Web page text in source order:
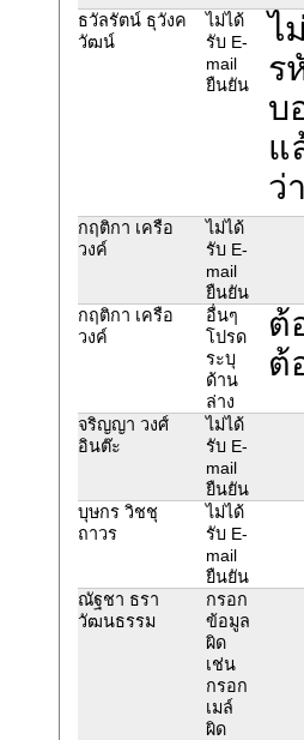
ธวัลรัตน์ ธุวังค
วัฒน์
ไม่ได้
รับ E-
mail
ยืนยัน
ไ
ร
บ
แ
ว่
กฤติกา เครือ
วงค์
ไม่ได้
รับ E-
mail
ยืนยัน
กฤติกา เครือ
วงค์
อื่นๆ
โปรด
ระบุ
ด้าน
ล่าง
ต้
ต้
จริญญา วงศ์
อินต๊ะ
ไม่ได้
รับ E-
mail
ยืนยัน
บุษกร วิชชุ
ถาวร
ไม่ได้
รับ E-
mail
ยืนยัน
ณัฐชา ธรา
วัฒนธรรม
กรอก
ข้อมูล
ผิด
เช่น
กรอก
เมล์
ผิด